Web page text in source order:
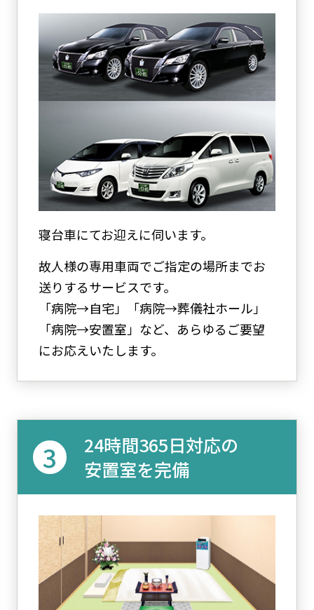
寝台車にてお迎えに伺います。
故人様の専用車両でご指定の場所までお
送りするサービスです。
「病院→自宅」「病院→葬儀社ホール」
「病院→安置室」など、あらゆるご要望
にお応えいたします。
24時間365日対応の
安置室を完備